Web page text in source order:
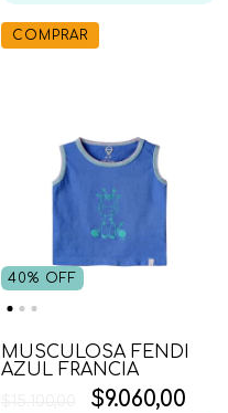
COMPRAR
40% OFF
MUSCULOSA FENDI
AZUL FRANCIA
$9.060,00